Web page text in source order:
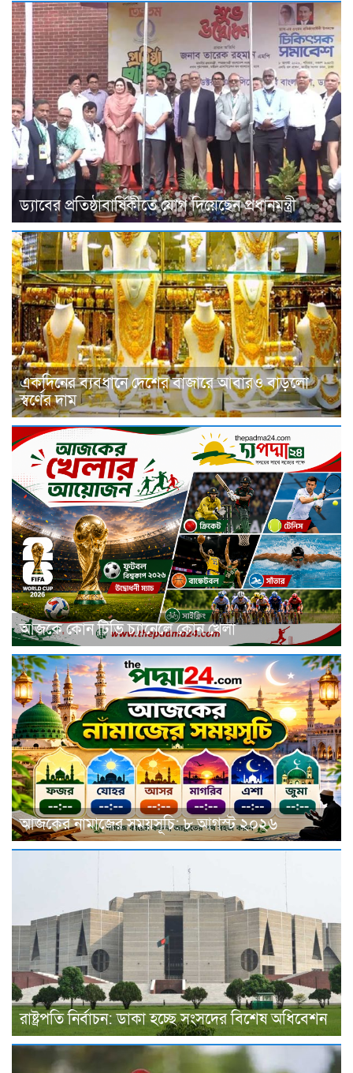
ড্যাবের প্রতিষ্ঠাবার্ষিকীতে যোগ দিয়েছেন প্রধানমন্ত্রী
একদিনের ব্যবধানে দেশের বাজারে আবারও বাড়লো
স্বর্ণের দাম
আজকে কোন টিভি চ্যানেলে কোন খেলা
আজকের নামাজের সময়সূচি: ৮ আগস্ট ২০২৬
রাষ্ট্রপতি নির্বাচন: ডাকা হচ্ছে সংসদের বিশেষ অধিবেশন